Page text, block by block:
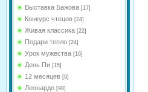
Выставка Бажова [17]
Конкурс чтецов [24]
Живая классика [22]
Подари тепло [24]
Урок мужества [16]
День Пи [15]
12 месяцев [9]
Леонардо [98]